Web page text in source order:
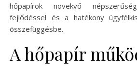
hőpapírok növekvő
fejlődéssel és a hatékony
összefüggésbe.
A hőpapír